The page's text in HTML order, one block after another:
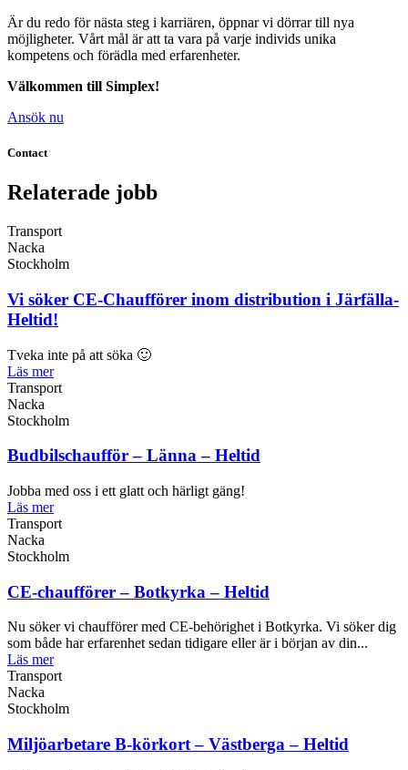
Är du redo för nästa steg i karriären, öppnar vi dörrar till nya
möjligheter. Vårt mål är att ta vara på varje individs unika
kompetens och förädla med erfarenheter.
Välkommen till Simplex!
Ansök nu
Contact
Relaterade jobb
Transport
Nacka
Stockholm
Vi söker CE-Chaufförer inom distribution i Järfälla-
Heltid!
Tveka inte på att söka 🙂
Läs mer
Transport
Nacka
Stockholm
Budbilschaufför – Länna – Heltid
Jobba med oss i ett glatt och härligt gäng!
Läs mer
Transport
Nacka
Stockholm
CE-chaufförer – Botkyrka – Heltid
Nu söker vi chaufförer med CE-behörighet i Botkyrka. Vi söker dig
som både har erfarenhet sedan tidigare eller är i början av din...
Läs mer
Transport
Nacka
Stockholm
Miljöarbetare B-körkort – Västberga – Heltid